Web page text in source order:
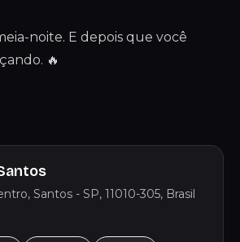
noite. E depois que você
🔥
Santos - SP, 11010-305, Brasil